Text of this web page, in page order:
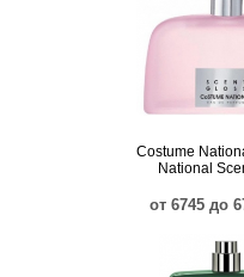
Costume
National
от 6745 до